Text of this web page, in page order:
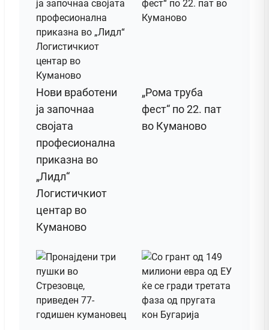
Нови вработени
ја започнаа
својата
професионална
приказна во
„Лидл“
Логистичкиот
центар во
Куманово
„Рома труба
фест“ по 22. пат
во Куманово